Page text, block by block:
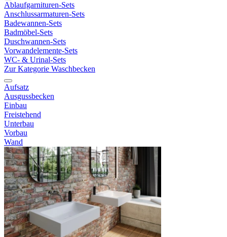
Ablaufgarnituren-Sets
Anschlussarmaturen-Sets
Badewannen-Sets
Badmöbel-Sets
Duschwannen-Sets
Vorwandelemente-Sets
WC- & Urinal-Sets
Zur Kategorie Waschbecken
Aufsatz
Ausgussbecken
Einbau
Freistehend
Unterbau
Vorbau
Wand